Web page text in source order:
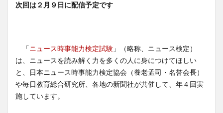
次回は２月９日に配信予定です
「ニュース時事能力検定試験 」（略称、ニュース検定）
は、ニュースを読み解く力を多くの人に身につけてほしい
と、日本ニュース時事能力検定協会（養老孟司・名誉会長）
や毎日教育総合研究所、各地の新聞社が共催して、年４回実
施しています。